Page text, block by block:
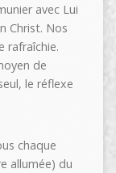
avec Lui
Christ. Nos
rafraîchie.
de
le réflexe
chaque
allumée) du